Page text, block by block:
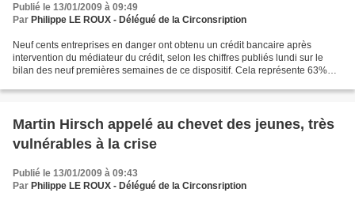
Publié le 13/01/2009 à 09:49
Par Philippe LE ROUX - Délégué de la Circonsription
Neuf cents entreprises en danger ont obtenu un crédit bancaire après
intervention du médiateur du crédit, selon les chiffres publiés lundi sur le
bilan des neuf premières semaines de ce dispositif. Cela représente 63%
Martin Hirsch appelé au chevet des jeunes, très
vulnérables à la crise
Publié le 13/01/2009 à 09:43
Par Philippe LE ROUX - Délégué de la Circonsription